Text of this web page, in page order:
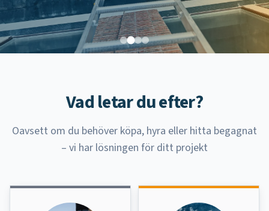
Vad letar du efter?
Oavsett om du behöver köpa, hyra eller hitta begagnat
– vi har lösningen för ditt projekt